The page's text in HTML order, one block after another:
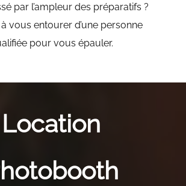
par l’ampleur des préparatifs ?
à vous entourer d’une personne
pour vous épauler.
Location